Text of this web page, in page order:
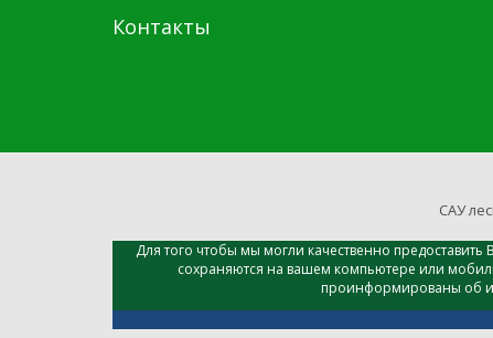
Контакты
САУ
Для того чтобы мы могли качественно
сохраняются на вашем компьютере или
проинформированы об